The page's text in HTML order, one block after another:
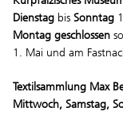
Dienstag bis Sonntag
Montag geschlossen
1. Mai und am
Textilsammlung Max
Mittwoch, Samstag,